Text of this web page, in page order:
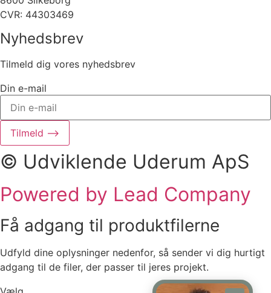
CVR: 44303469
Nyhedsbrev
Tilmeld dig vores nyhedsbrev
Din e-mail
Tilmeld ⟶
© Udviklende Uderum ApS
Powered by Lead Company
Få adgang til produktfilerne
Udfyld dine oplysninger nedenfor, så sender vi dig hurtigt
adgang til de filer, der passer til jeres projekt.